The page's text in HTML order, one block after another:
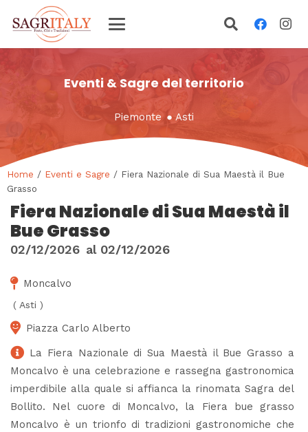
Eventi & Sagre del territorio
Piemonte ● Asti
Home / Eventi e Sagre / Fiera Nazionale di Sua Maestà il Bue
Grasso
Fiera Nazionale di Sua Maestà il
Bue Grasso
02/12/2026 al 02/12/2026
Moncalvo
( Asti )
Piazza Carlo Alberto
La Fiera Nazionale di Sua Maestà il Bue Grasso a
Moncalvo è una celebrazione e rassegna gastronomica
imperdibile alla quale si affianca la rinomata Sagra del
Bollito. Nel cuore di Moncalvo, la Fiera bue grasso
Moncalvo è un trionfo di tradizioni gastronomiche che